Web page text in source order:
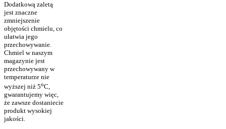
Dodatkową zaletą
jest znaczne
zmniejszenie
objętości chmielu, co
ułatwia jego
przechowywanie.
Chmiel w naszym
magazynie jest
przechowywany w
temperaturze nie
wyższej niż 5oC,
gwarantujemy więc,
że zawsze dostaniecie
produkt wysokiej
jakości.